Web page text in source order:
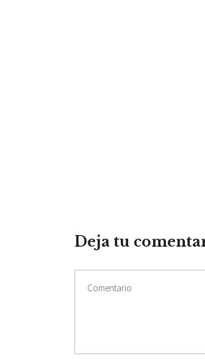
Deja tu